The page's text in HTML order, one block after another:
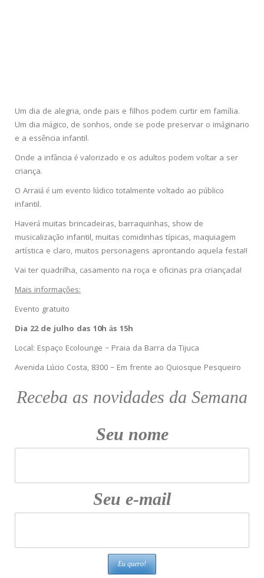
Um dia de alegria, onde pais e filhos podem curtir em família.
Um dia mágico, de sonhos, onde se pode preservar o imáginario
e a essência infantil.
Onde a infância é valorizado e os adultos podem voltar a ser
criança.
O Arraiá é um evento lúdico totalmente voltado ao público
infantil.
Haverá muitas brincadeiras, barraquinhas, show de
musicalização infantil, muitas comidinhas típicas, maquiagem
artística e claro, muitos personagens aprontando aquela festa!!
Vai ter quadrilha, casamento na roça e oficinas pra criançada!
Mais informações:
Evento gratuito
Dia 22 de julho das 10h às 15h
Local: Espaço Ecolounge – Praia da Barra da Tijuca
Avenida Lúcio Costa, 8300 – Em frente ao Quiosque Pesqueiro
Receba as novidades da Semana
Seu nome
Seu e-mail